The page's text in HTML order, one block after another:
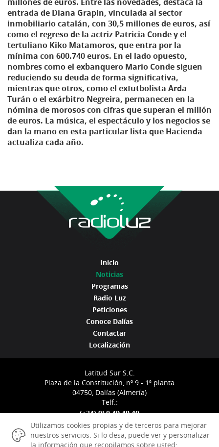
entrada de Diana Grapin, vinculada al sector
inmobiliario catalán, con 30,5 millones de euros, así
como el regreso de la actriz Patricia Conde y el
tertuliano Kiko Matamoros, que entra por la
mínima con 600.740 euros. En el lado opuesto,
nombres como el exbanquero Mario Conde siguen
reduciendo su deuda de forma significativa,
mientras que otros, como el exfutbolista Arda
Turán o el exárbitro Negreira, permanecen en la
nómina de morosos con cifras que superan el millón
de euros. La música, el espectáculo y los negocios se
dan la mano en esta particular lista que Hacienda
actualiza cada año.
Inicio
Noticias
Programas
Radio Luz
Peticiones
Conoce Dalías
Contactar
Localización
Latitud Sur S.C.
Plaza de la Constitución, nº 9 - 1ª planta
04750, Dalías (Almería)
Telf.:
(+34) 950 49 40 40
info@radioluzdalias.com
Utilizamos cookies propias y de terceros para mejorar
nuestros servicios. Si lo desa, puede ver y personalizar
la información que recopilamos sobre usted: